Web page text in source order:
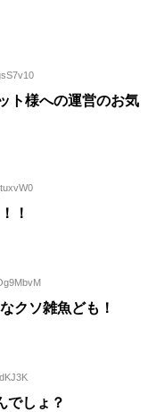
ト様への運営のお気
！
クソ雑魚ども！
でしょ？